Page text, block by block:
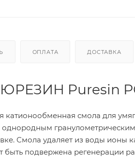
ОПЛАТА ДОСТАВКА
Puresin
катионообменная смола для
Смола удаляет из воды ионы
подвержена регенерации